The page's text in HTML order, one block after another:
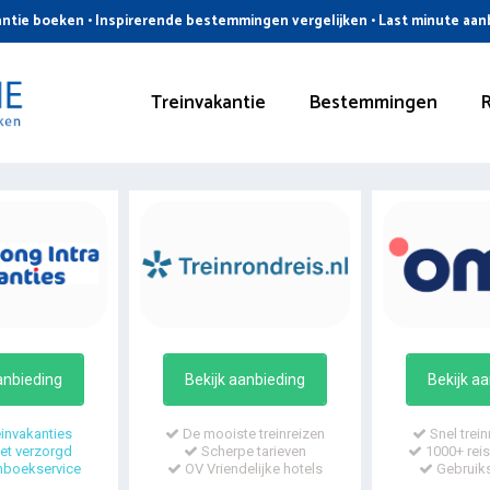
boeken • Inspirerende bestemmingen vergelijken • Last minute
Treinvakantie Bestemmingen
verzorgd
Bekijk aanbieding
De mooiste treinreizen
Scherpe tarieven
OV Vriendelijke hotels
Bekijk
Snel
1000+